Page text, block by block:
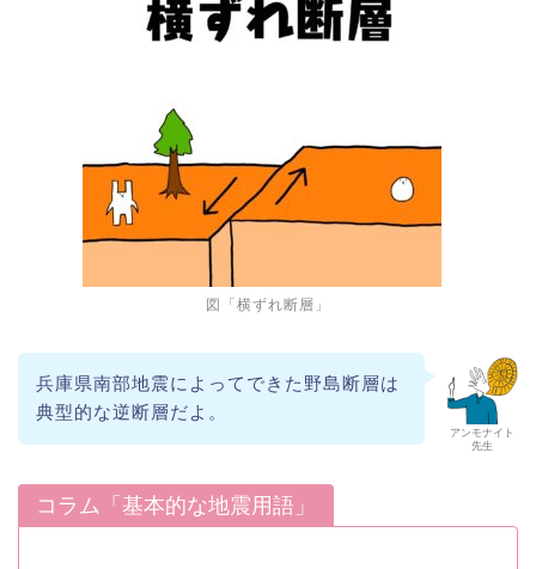
図「横ずれ断層」
アンモナイト
先生
兵庫県南部地震によってできた野島断層は
典型的な逆断層だよ。
コラム「基本的な地震用語」